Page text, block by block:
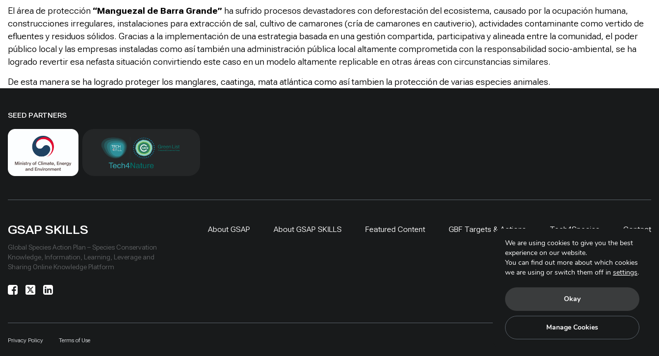
El área de protección “Manguezal de Barra Grande” ha sufrido procesos devastadores con deforestación del ecosistema, causado por la ocupación humana,
construcciones irregulares, instalaciones para extracción de sal, cultivo de camarones (cría de camarones en cautiverio), actividades contaminante como vertido de
efluentes y residuos sólidos. Gracias a la implementación de una estrategia basada en una gestión compartida, participativa y alineada entre la comunidad, el poder
público local y las empresas instaladas como así también una administración pública local altamente comprometida con la responsabilidad socio-ambiental, se ha
logrado revertir esa nefasta situación convirtiendo este caso en un modelo altamente replicable en otras áreas con circunstancias similares.
De esta manera se ha logrado proteger los manglares, caatinga, mata atlántica como así tambien la protección de varias especies animales.
SEED PARTNERS
GSAP SKILLS
Global Species Action Plan – Species Conservation
Knowledge, Information, Learning, Leverage and
Sharing Online Knowledge Platform
About GSAP About GSAP SKILLS Featured Content GBF Targets & Actions Tech4Species Contact
Privacy Policy Terms of Use Copyright © 2025. All Rights Reserved.
We are using cookies to give you the best
experience on our website.
You can find out more about which cookies
we are using or switch them off in settings.
Okay
Manage Cookies